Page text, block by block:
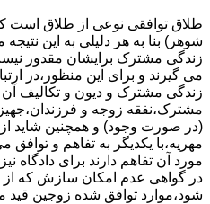
طلاق توافقی نوعی از طلاق است
شوهر) بنا به هر دلیلی به این
زندگی مشترک برایشان مقدور
می گیرند و برای این منظور،در
زندگی مشترک و دیون و تکالیف آن
مشترک،نفقه زوجه و
(در صورت وجود) و همچنین شاید از
مهریه،با یکدیگر به تفاهم و
مورد آن تفاهم دارند برای دادگاه
در گواهی عدم امکان سازش که
شود،موارد توافق شده زوجین